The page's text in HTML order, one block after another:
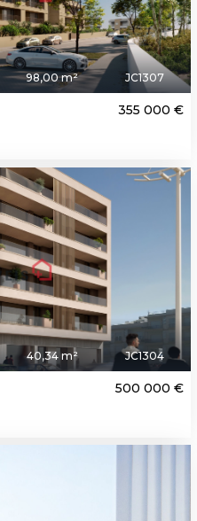
98,00 m² JC1307
355 000 €
40,34 m² JC1304
500 000 €